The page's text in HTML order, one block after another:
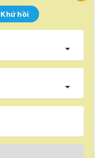
Khứ hồi